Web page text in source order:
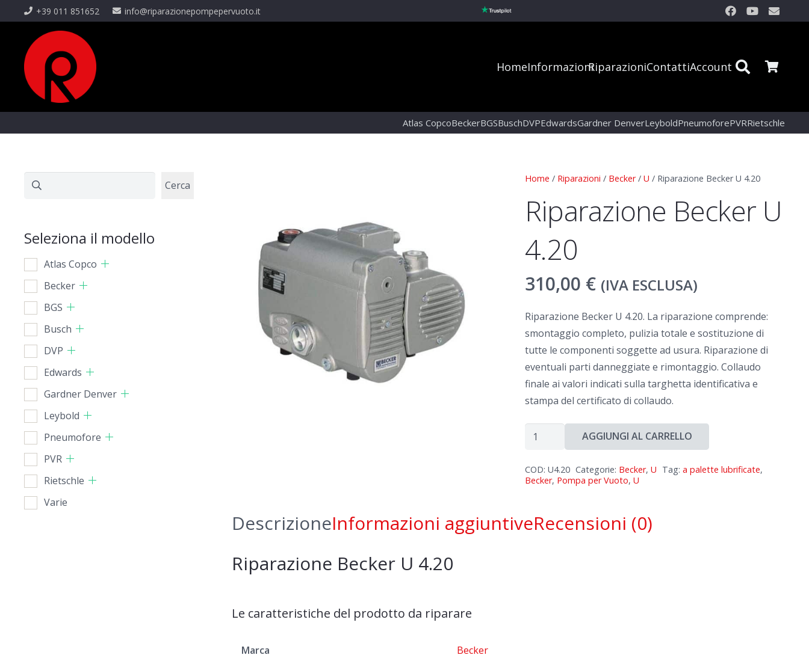
+39 011 851652 info@riparazionepompepervuoto.it
HomeInformazioniRiparazioniContattiAccount
Atlas CopcoBeckerBGSBuschDVPEdwardsGardner DenverLeyboldPneumoforePVRRietschle
Home / Riparazioni / Becker/U / Riparazione Becker U 4.20
Riparazione Becker U
4.20
310,00 € (IVA ESCLUSA)
Riparazione Becker U 4.20. La riparazione comprende:
smontaggio completo, pulizia totale e sostituzione di
tutte le componenti soggette ad usura. Riparazione di
eventuali parti danneggiate e rimontaggio. Collaudo
finale ai valori indicati sulla targhetta identificativa e
stampa del certificato di collaudo.
Riparazione
U
4.20
AGGIUNGI AL CARRELLO
COD:U4.20 Categorie: Becker,U Tag: a palette lubrificate,
Becker, Pompa per Vuoto,U
DescrizioneInformazioni aggiuntiveRecensioni (0)
Riparazione Becker U 4.20
Le caratteristiche del prodotto da riparare
Marca Becker
Cerca Cerca
Seleziona il modello
Atlas Copco
Becker
BGS
Busch
DVP
Edwards
Gardner Denver
Leybold
Pneumofore
PVR
Rietschle
Varie